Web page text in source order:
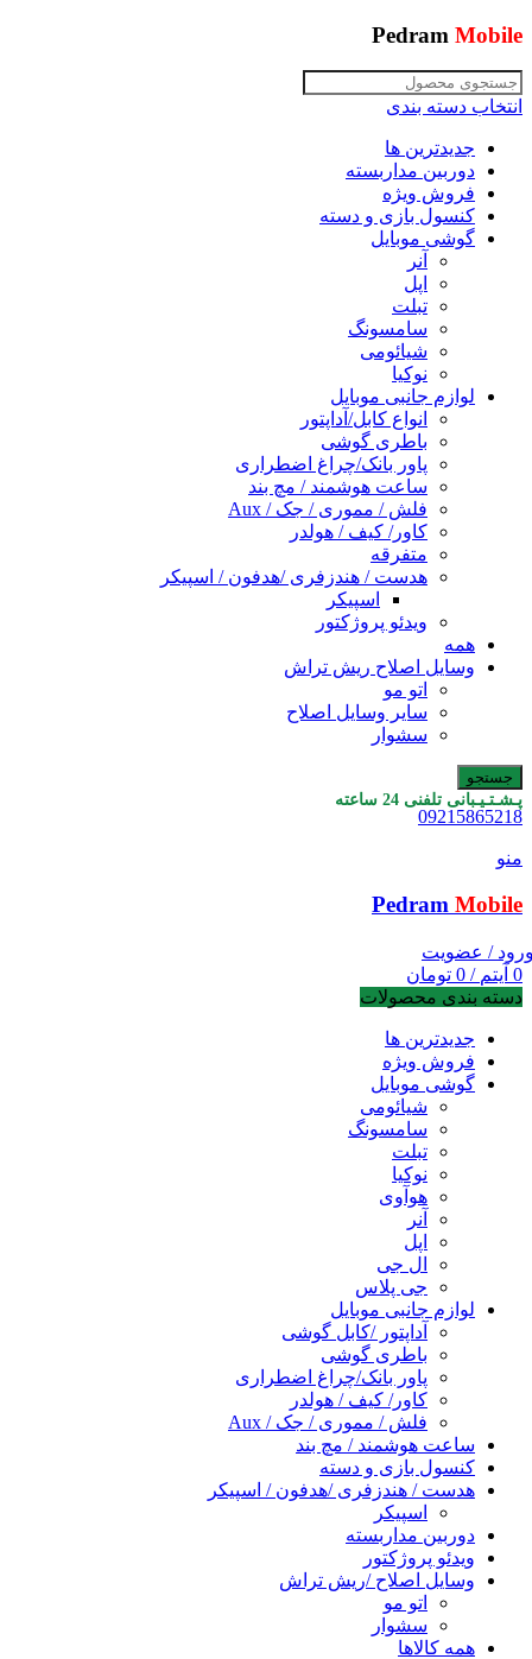
Pedram Mobile
انتخاب دسته بندی
جدیدترین ها
دوربین مداربسته
فروش ویژه
کنسول بازی و دسته
گوشی موبایل
آنر
اپل
تبلت
سامسونگ
شیائومی
نوکیا
لوازم جانبی موبایل
انواع کابل/آداپتور
باطری گوشی
پاور بانک/چراغ اضطراری
ساعت هوشمند / مچ بند
فلش / مموری / جک / Aux
کاور/ کیف / هولدر
متفرقه
هدست / هندزفری /هدفون / اسپیکر
اسپیکر
ویدئو پروژکتور
همه
وسایل اصلاح ریش تراش
اتو مو
سایر وسایل اصلاح
سشوار
جستجو
پـشـتـیـبانی تلفنی 24 ساعته
09215865218
منو
Pedram Mobile
/ عضویت
0 آیتم /
0 تومان
دسته بندی محصولات
جدیدترین ها
فروش ویژه
گوشی موبایل
شیائومی
سامسونگ
تبلت
نوکیا
هوآوی
آنر
اپل
ال جی
جی پلاس
لوازم جانبی موبایل
آداپتور /کابل گوشی
باطری گوشی
پاور بانک/چراغ اضطراری
کاور/ کیف / هولدر
فلش / مموری / جک / Aux
ساعت هوشمند / مچ بند
کنسول بازی و دسته
هدست / هندزفری /هدفون / اسپیکر
اسپیکر
دوربین مداربسته
ویدئو پروژکتور
وسایل اصلاح /ریش تراش
اتو مو
سشوار
همه کالاها